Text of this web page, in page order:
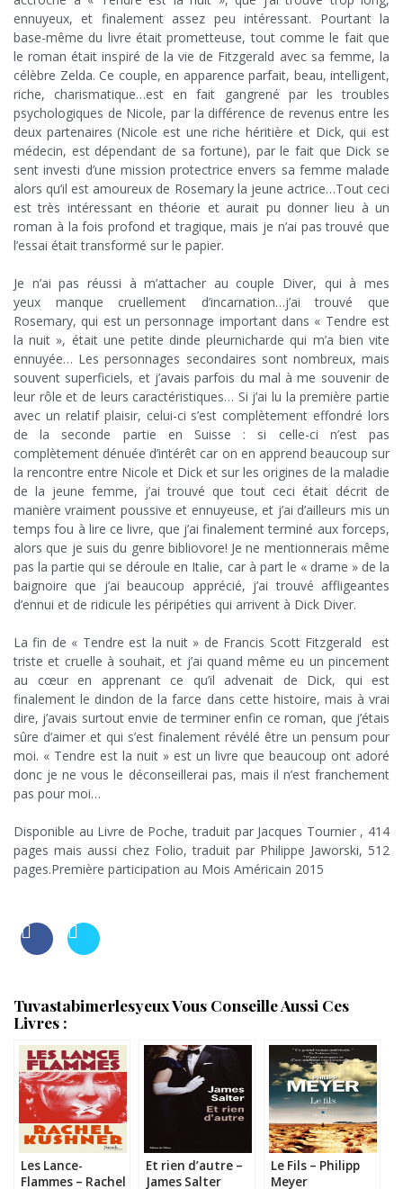
ennuyeux, et finalement assez peu intéressant. Pourtant la
base-même du livre était prometteuse, tout comme le fait que
le roman était inspiré de la vie de Fitzgerald avec sa femme, la
célèbre Zelda. Ce couple, en apparence parfait, beau, intelligent,
riche, charismatique…est en fait gangrené par les troubles
psychologiques de Nicole, par la différence de revenus entre les
deux partenaires (Nicole est une riche héritière et Dick, qui est
médecin, est dépendant de sa fortune), par le fait que Dick se
sent investi d’une mission protectrice envers sa femme malade
alors qu’il est amoureux de Rosemary la jeune actrice…Tout ceci
est très intéressant en théorie et aurait pu donner lieu à un
roman à la fois profond et tragique, mais je n’ai pas trouvé que
l’essai était transformé sur le papier.
Je n’ai pas réussi à m’attacher au couple Diver, qui à mes
yeux manque cruellement d’incarnation…j’ai trouvé que
Rosemary, qui est un personnage important dans « Tendre est
la nuit », était une petite dinde pleurnicharde qui m’a bien vite
ennuyée… Les personnages secondaires sont nombreux, mais
souvent superficiels, et j’avais parfois du mal à me souvenir de
leur rôle et de leurs caractéristiques… Si j’ai lu la première partie
avec un relatif plaisir, celui-ci s’est complètement effondré lors
de la seconde partie en Suisse : si celle-ci n’est pas
complètement dénuée d’intérêt car on en apprend beaucoup sur
la rencontre entre Nicole et Dick et sur les origines de la maladie
de la jeune femme, j’ai trouvé que tout ceci était décrit de
manière vraiment poussive et ennuyeuse, et j’ai d’ailleurs mis un
temps fou à lire ce livre, que j’ai finalement terminé aux forceps,
alors que je suis du genre bibliovore! Je ne mentionnerais même
pas la partie qui se déroule en Italie, car à part le « drame » de la
baignoire que j’ai beaucoup apprécié, j’ai trouvé affligeantes
d’ennui et de ridicule les péripéties qui arrivent à Dick Diver.
La fin de « Tendre est la nuit » de Francis Scott Fitzgerald est
triste et cruelle à souhait, et j’ai quand même eu un pincement
au cœur en apprenant ce qu’il advenait de Dick, qui est
finalement le dindon de la farce dans cette histoire, mais à vrai
dire, j’avais surtout envie de terminer enfin ce roman, que j’étais
sûre d’aimer et qui s’est finalement révélé être un pensum pour
moi. « Tendre est la nuit » est un livre que beaucoup ont adoré
donc je ne vous le déconseillerai pas, mais il n’est franchement
pas pour moi…
Disponible au Livre de Poche, traduit par Jacques Tournier , 414
pages mais aussi chez Folio, traduit par Philippe Jaworski, 512
pages.Première participation au Mois Américain 2015
Tuvastabimerlesyeux Vous Conseille Aussi Ces
Livres :
Les Lance-
Flammes – Rachel
Et rien d’autre –
James Salter
Le Fils – Philipp
Meyer